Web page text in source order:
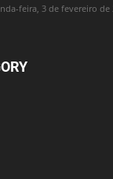
feira, 3 de fevereiro de